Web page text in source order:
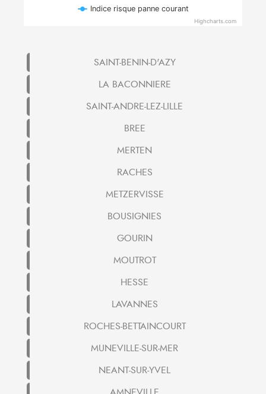
Indice risque panne courant
Highcharts.com
SAINT-BENIN-D'AZY
LA BACONNIERE
SAINT-ANDRE-LEZ-LILLE
BREE
MERTEN
RACHES
METZERVISSE
BOUSIGNIES
GOURIN
MOUTROT
HESSE
LAVANNES
ROCHES-BETTAINCOURT
MUNEVILLE-SUR-MER
NEANT-SUR-YVEL